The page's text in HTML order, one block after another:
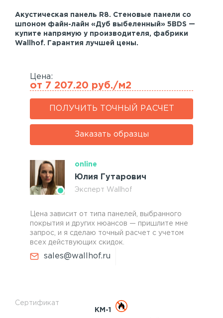
Акустическая панель R8. Стеновые панели со
шпоном файн-лайн «Дуб выбеленный» 5BDS —
купите напрямую у производителя, фабрики
Wallhof. Гарантия лучшей цены.
Сертификат
КМ-1
Цена:
от 7 207.20 руб./м2
ПОЛУЧИТЬ ТОЧНЫЙ РАСЧЕТ
Заказать образцы
online
Юлия Гутарович
Эксперт Wallhof
Цена зависит от типа панелей, выбранного
покрытия и других нюансов — пришлите мне
запрос, и я сделаю точный расчет с учетом
всех действующих скидок.
sales@wallhof.ru